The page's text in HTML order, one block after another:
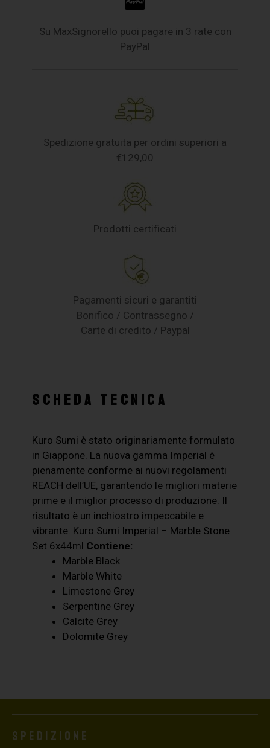
Su MaxSignorello puoi pagare in 3 rate con
PayPal
Spedizione gratuita per ordini superiori a
€129,00
Prodotti certificati
Pagamenti sicuri e garantiti
Bonifico / Contrassegno /
Carte di credito / Paypal
SCHEDA TECNICA
Kuro Sumi è stato originariamente formulato
in Giappone. La nuova gamma Imperial è
pienamente conforme ai nuovi regolamenti
REACH dell’UE, garantendo le migliori materie
prime e il miglior processo di produzione. Il
risultato è un inchiostro impeccabile e
vibrante. Kuro Sumi Imperial – Marble Stone
Set 6x44ml Contiene:
Marble Black
Marble White
Limestone Grey
Serpentine Grey
Calcite Grey
Dolomite Grey
Spedizione